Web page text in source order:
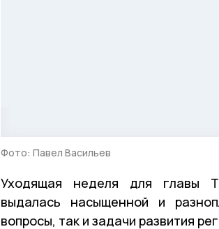
Фото: Павел Васильев
Уходящая неделя для главы
выдалась насыщенной и
вопросы, так и задачи развития